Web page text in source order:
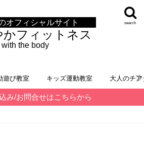
オフィシャルサイト
フィットネス
the body
search
遊び教室 キッズ運動教室 大人のチ
み/お問合せはこちらから